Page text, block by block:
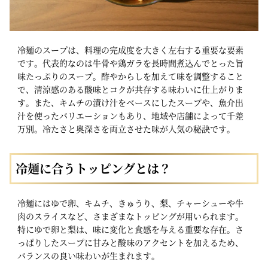
冷麺のスープは、料理の完成度を大きく左右する重要な要素
です。代表的なのは牛骨や鶏ガラを長時間煮込んでとった旨
味たっぷりのスープ。酢やからしを加えて味を調整すること
で、清涼感のある酸味とコクが共存する味わいに仕上がりま
す。また、キムチの漬け汁をベースにしたスープや、魚介出
汁を使ったバリエーションもあり、地域や店舗によって千差
万別。冷たさと奥深さを両立させた味が人気の秘訣です。
冷麺に合うトッピングとは？
冷麺にはゆで卵、キムチ、きゅうり、梨、チャーシューや牛
肉のスライスなど、さまざまなトッピングが用いられます。
特にゆで卵と梨は、味に変化と食感を与える重要な存在。さ
っぱりしたスープに甘みと酸味のアクセントを加えるため、
バランスの良い味わいが生まれます。